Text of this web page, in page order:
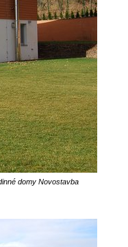
domy Novostavba